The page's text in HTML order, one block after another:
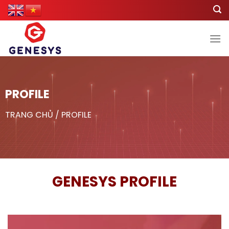
Skip
to
content
PROFILE
TRANG CHỦ / PROFILE
GENESYS PROFILE